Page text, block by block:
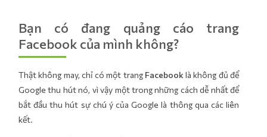
Bạn có đang quảng cáo trang
Facebook của mình không?
Thật không may, chỉ có một trangFacebook là không đủ để
Google thu hút nó, vì vậy một trong những cách dễ nhất để
bắt đầu thu hút sự chú ý của Google là thông qua các liên
kết.